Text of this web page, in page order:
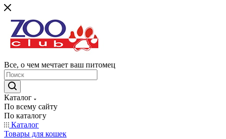
Все, о чем мечтает ваш питомец
Каталог
По всему сайту
По каталогу
Каталог
Товары для кошек